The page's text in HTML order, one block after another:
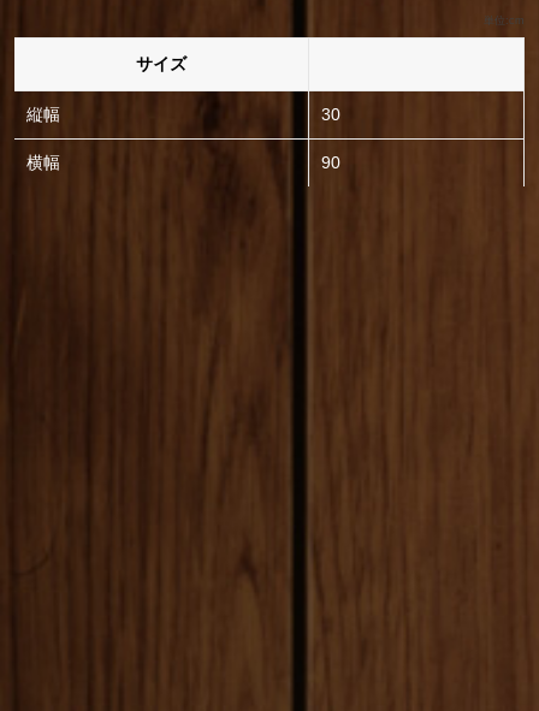
単位:cm
サイズ
縦幅 30
横幅 90